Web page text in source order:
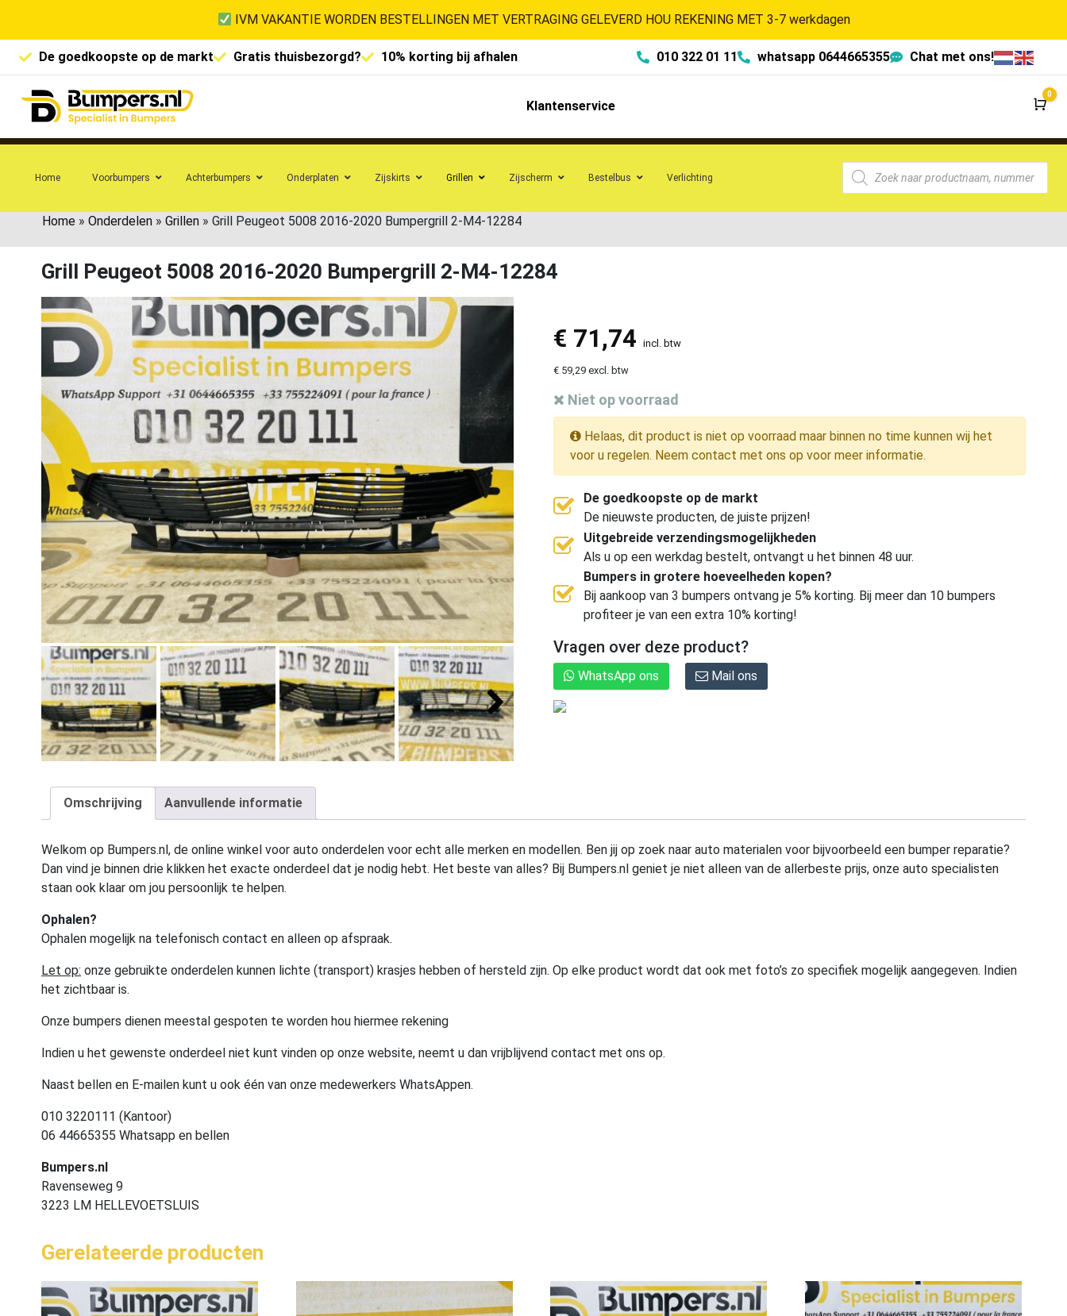
IVM VAKANTIE WORDEN BESTELLINGEN MET VERTRAGING GELEVERD HOU REKENING MET 3-7 werkdagen
De goedkoopste op de markt Gratis thuisbezorgd? 10% korting bij afhalen 010 322 01 11 whatsapp 0644665355 Chat met ons!
Klantenservice
0
Home Voorbumpers Achterbumpers Onderplaten Zijskirts Grillen Zijscherm Bestelbus Verlichting
Home » Onderdelen » Grillen » Grill Peugeot 5008 2016-2020 Bumpergrill 2-M4-12284
Grill Peugeot 5008 2016-2020 Bumpergrill 2-M4-12284
€ 71,74 incl. btw
€ 59,29 excl. btw
Niet op voorraad
Helaas, dit product is niet op voorraad maar binnen no time kunnen wij het
voor u regelen. Neem contact met ons op voor meer informatie.
De goedkoopste op de markt
De nieuwste producten, de juiste prijzen!
Uitgebreide verzendingsmogelijkheden
Als u op een werkdag bestelt, ontvangt u het binnen 48 uur.
Bumpers in grotere hoeveelheden kopen?
Bij aankoop van 3 bumpers ontvang je 5% korting. Bij meer dan 10 bumpers
profiteer je van een extra 10% korting!
Vragen over deze product?
WhatsApp ons Mail ons
Omschrijving Aanvullende informatie
Welkom op Bumpers.nl, de online winkel voor auto onderdelen voor echt alle merken en modellen. Ben jij op zoek naar auto materialen voor bijvoorbeeld een bumper reparatie?
Dan vind je binnen drie klikken het exacte onderdeel dat je nodig hebt. Het beste van alles? Bij Bumpers.nl geniet je niet alleen van de allerbeste prijs, onze auto specialisten
staan ook klaar om jou persoonlijk te helpen.
Ophalen?
Ophalen mogelijk na telefonisch contact en alleen op afspraak.
Let op: onze gebruikte onderdelen kunnen lichte (transport) krasjes hebben of hersteld zijn. Op elke product wordt dat ook met foto’s zo specifiek mogelijk aangegeven. Indien
het zichtbaar is.
Onze bumpers dienen meestal gespoten te worden hou hiermee rekening
Indien u het gewenste onderdeel niet kunt vinden op onze website, neemt u dan vrijblijvend contact met ons op.
Naast bellen en E-mailen kunt u ook één van onze medewerkers WhatsAppen.
010 3220111 (Kantoor)
06 44665355 Whatsapp en bellen
Bumpers.nl
Ravenseweg 9
3223 LM HELLEVOETSLUIS
Gerelateerde producten